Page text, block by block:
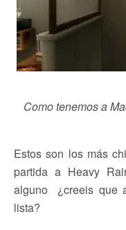
Como tenemos a
Estos son los más
partida a Heavy
alguno ¿creeis que
lista?